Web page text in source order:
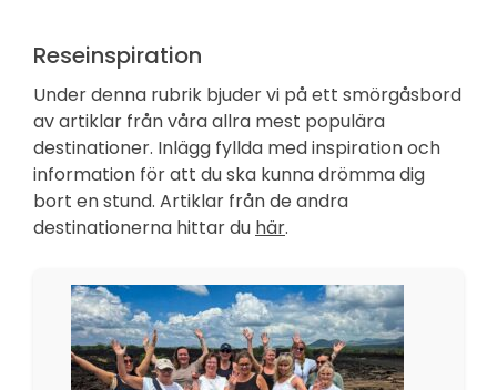
Reseinspiration
Under denna rubrik bjuder vi på ett smörgåsbord
av artiklar från våra allra mest populära
destinationer. Inlägg fyllda med inspiration och
information för att du ska kunna drömma dig
bort en stund. Artiklar från de andra
destinationerna hittar du här.